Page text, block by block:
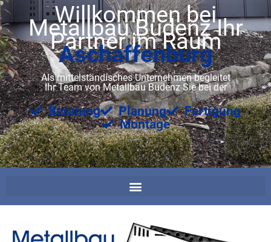
Willkommen bei
Metallbau Budenz Ihr
Partner im Raum
Aschaffenburg
Als mittelständisches Unternehmen begleitet
Ihr Team von Metallbau Budenz Sie bei der
Beratung Planung
Fertigung
Montage